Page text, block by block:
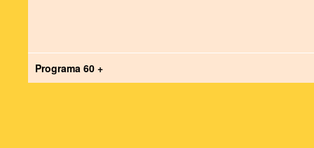
Programa 60 +